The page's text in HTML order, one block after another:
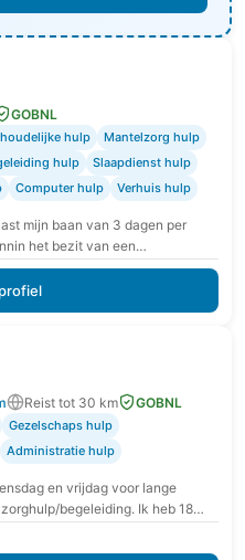
GOBNL
hulp
Mantelzorg hulp
hulp
Slaapdienst hulp
Computer hulp Verhuis hulp
mijn baan van 3 dagen per
het bezit van een…
Reist tot 30 km GOBNL
Gezelschaps hulp
Administratie hulp
en vrijdag voor lange
begeleiding. Ik heb 18